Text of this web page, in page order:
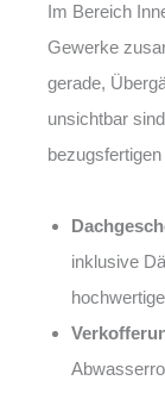
Im Bereich
Gewerke
gerade,
unsichtbar
inklusive